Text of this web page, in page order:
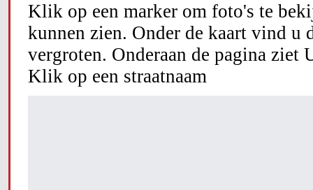
Klik op een marker om foto's te
kunnen zien. Onder de kaart vind
vergroten. Onderaan de pagina ziet
Klik op een straatnaam